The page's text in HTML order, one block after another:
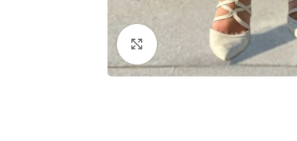
Click to enlarge